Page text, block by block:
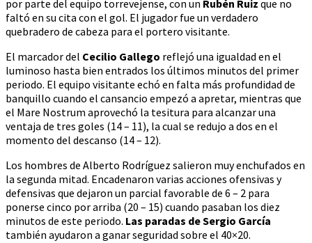
por parte del equipo torrevejense, con un Rubén Ruiz que no
faltó en su cita con el gol. El jugador fue un verdadero
quebradero de cabeza para el portero visitante.
El marcador del Cecilio Gallego reflejó una igualdad en el
luminoso hasta bien entrados los últimos minutos del primer
periodo. El equipo visitante echó en falta más profundidad de
banquillo cuando el cansancio empezó a apretar, mientras que
el Mare Nostrum aprovechó la tesitura para alcanzar una
ventaja de tres goles (14 – 11), la cual se redujo a dos en el
momento del descanso (14 – 12).
Los hombres de Alberto Rodríguez salieron muy enchufados en
la segunda mitad. Encadenaron varias acciones ofensivas y
defensivas que dejaron un parcial favorable de 6 – 2 para
ponerse cinco por arriba (20 – 15) cuando pasaban los diez
minutos de este periodo. Las paradas de Sergio García
también ayudaron a ganar seguridad sobre el 40×20.